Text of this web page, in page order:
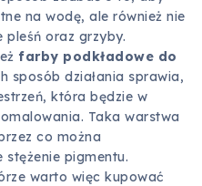
na wodę, ale również nie
pleśń oraz grzyby.
farby podkładowe do
sposób działania sprawia,
która będzie w
Taka warstwa
co można
stężenie pigmentu.
warto więc kupować